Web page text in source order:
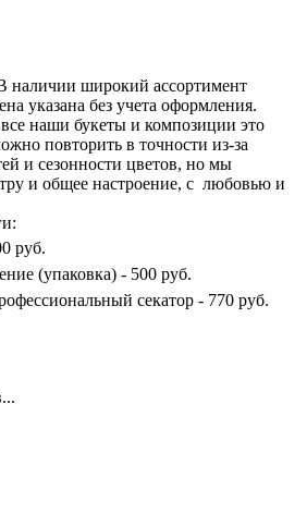
наличии широкий ассортимент
указана без учета оформления.
наши букеты и композиции это
повторить в точности из-за
и сезонности цветов, но мы
и общее настроение, с любовью и
руб.
(упаковка) - 500 руб.
секатор - 770 руб.